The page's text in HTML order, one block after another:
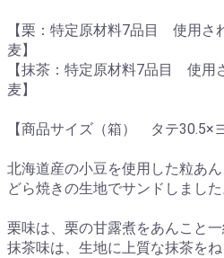
【栗：特定原材料7品目 使用さ
麦】
【抹茶：特定原材料7品目 使用
麦】
【商品サイズ（箱） タテ30.5×
北海道産の小豆を使用した粒あ
どら焼きの生地でサンドしました
栗味は、栗の甘露煮をあんこと
抹茶味は、生地に上質な抹茶を